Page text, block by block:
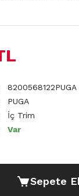
8200568122PUGA
PUGA
İç Trim
Var
Sepete